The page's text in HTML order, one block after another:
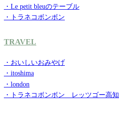
・Le petit bleuのテーブル
・トラネコボンボン
TRAVEL
・おいしいおみやげ
・itoshima
・london
・トラネコボンボン レッツゴー高知